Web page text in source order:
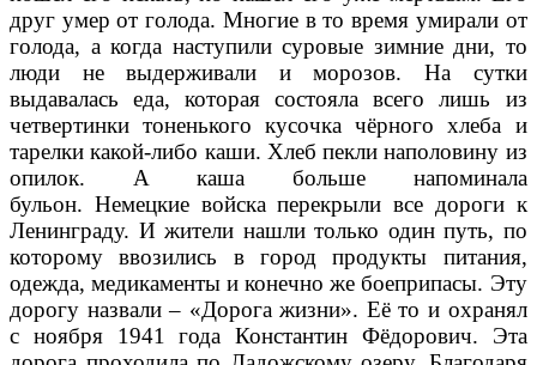
друг умер от голода. Многие в то время умирали от
голода, а когда наступили суровые зимние дни, то
люди не выдерживали и морозов. На сутки
выдавалась еда, которая состояла всего лишь из
четвертинки тоненького кусочка чёрного хлеба и
тарелки какой-либо каши. Хлеб пекли наполовину из
опилок. А каша больше напоминала
бульон. Немецкие войска перекрыли все дороги к
Ленинграду. И жители нашли только один путь, по
которому ввозились в город продукты питания,
одежда, медикаменты и конечно же боеприпасы. Эту
дорогу назвали – «Дорога жизни». Её то и охранял
с ноября 1941 года Константин Фёдорович. Эта